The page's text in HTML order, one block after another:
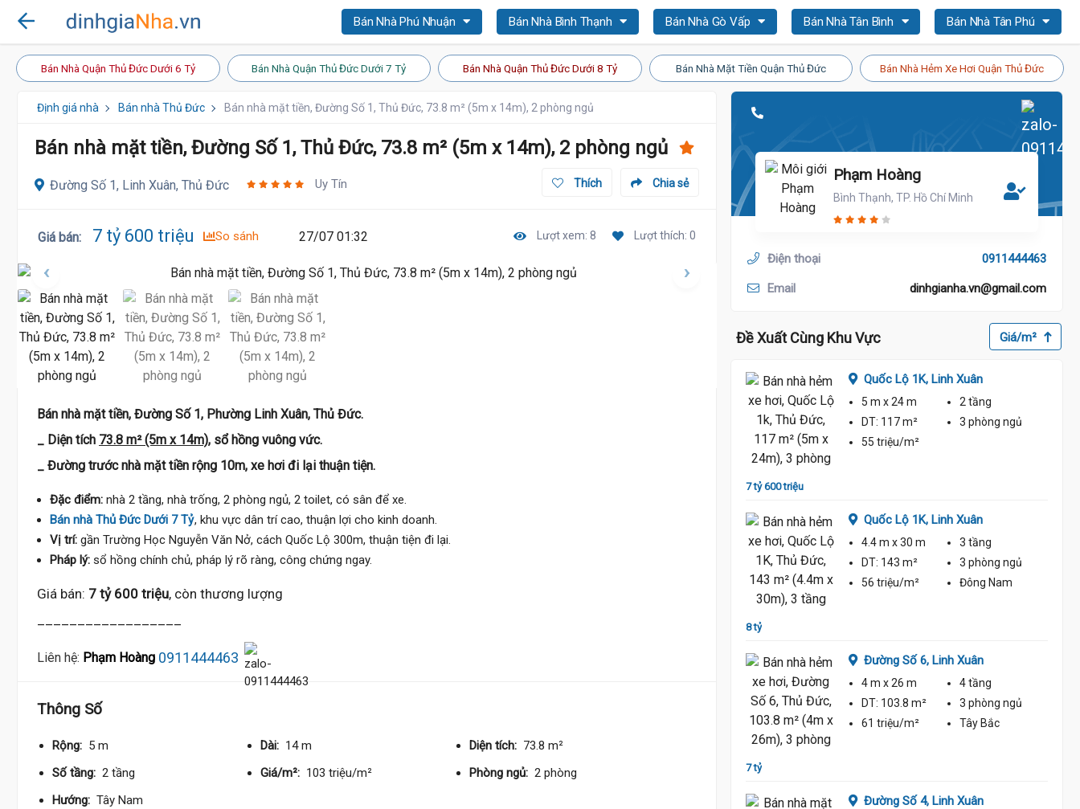
Bán Nhà Phú Nhuận Bán Nhà Bình Thạnh Bán Nhà Gò Vấp Bán Nhà Tân Bình Bán Nhà Tân Phú
Bán Nhà Quận Thủ Đức Dưới 6 Tỷ Bán Nhà Quận Thủ Đức Dưới 7 Tỷ Bán Nhà Quận Thủ Đức Dưới 8 Tỷ Bán Nhà Mặt Tiền Quận Thủ Đức Bán Nhà Hẻm Xe Hơi Quận Thủ Đức
Định giá nhà Bán nhà Thủ Đức Bán nhà mặt tiền, Đường Số 1, Thủ Đức, 73.8 m² (5m x 14m), 2 phòng ngủ
Bán nhà mặt tiền, Đường Số 1, Thủ Đức, 73.8 m² (5m x 14m), 2 phòng ngủ
Đường Số 1, Linh Xuân, Thủ Đức Uy Tín Chia sẻ
Thích
Giá bán: 7 tỷ 600 triệu So sánh 27/07 01:32 Lượt xem: 8 Lượt thích: 0
Bán nhà mặt tiền, Đường Số 1, Phường Linh Xuân, Thủ Đức.
_ Diện tích 73.8 m² (5m x 14m), sổ hồng vuông vức.
_ Đường trước nhà mặt tiền rộng 10m, xe hơi đi lại thuận tiện.
Đặc điểm: nhà 2 tầng, nhà trống, 2 phòng ngủ, 2 toilet, có sân để xe.
Bán nhà Thủ Đức Dưới 7 Tỷ, khu vực dân trí cao, thuận lợi cho kinh doanh.
Vị trí: gần Trường Học Nguyễn Văn Nở, cách Quốc Lộ 300m, thuận tiện đi lại.
Pháp lý: sổ hồng chính chủ, pháp lý rõ ràng, công chứng ngay.
Giá bán: 7 tỷ 600 triệu, còn thương lượng
Liên hệ: Phạm Hoàng 0911444463
Thông Số
Rộng: 5 m Dài: 14 m Diện tích: 73.8 m²
Số tầng: 2 tầng Giá/m²: 103 triệu/m² Phòng ngủ: 2 phòng
Hướng: Tây Nam
Phạm Hoàng
Bình Thạnh, TP. Hồ Chí Minh
Điện thoại 0911444463
Email dinhgianha.vn@gmail.com
Đề Xuất Cùng Khu Vực Giá/m²
110 triệu/m²
7 tỷ 600 triệu
Quốc Lộ 1K, Linh Xuân
5 m x 24 m
2 tầng
DT: 117 m² 3 phòng ngủ
55 triệu/m²
8 tỷ
Quốc Lộ 1K, Linh Xuân
4.4 m x 30 m
3 tầng
DT: 143 m² 3 phòng ngủ
56 triệu/m²
Đông Nam
7 tỷ
Đường Số 6, Linh Xuân
4 m x 26 m
4 tầng
DT: 103.8 m² 3 phòng ngủ
61 triệu/m²
Tây Bắc
Đường Số 4, Linh Xuân